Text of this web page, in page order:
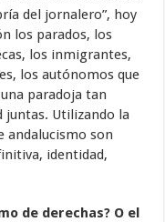
del jornalero”, hoy
los parados, los
los inmigrantes,
los autónomos que
paradoja tan
juntas. Utilizando la
andalucismo son
identidad,
de derechas? O el